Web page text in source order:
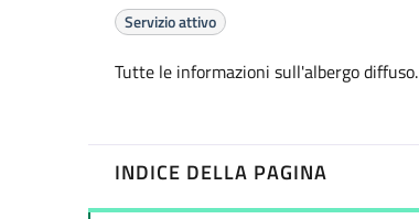
Servizio attivo
Tutte le informazioni sull'albergo diffuso.
INDICE DELLA PAGINA